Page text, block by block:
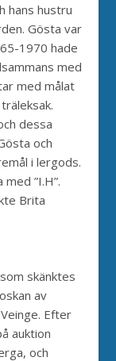
hans hustru
Gösta var
1970 hade
med
med målat
dessa
och
i lergods.
”I.H”.
Brita
skänktes
av
Efter
auktion
och